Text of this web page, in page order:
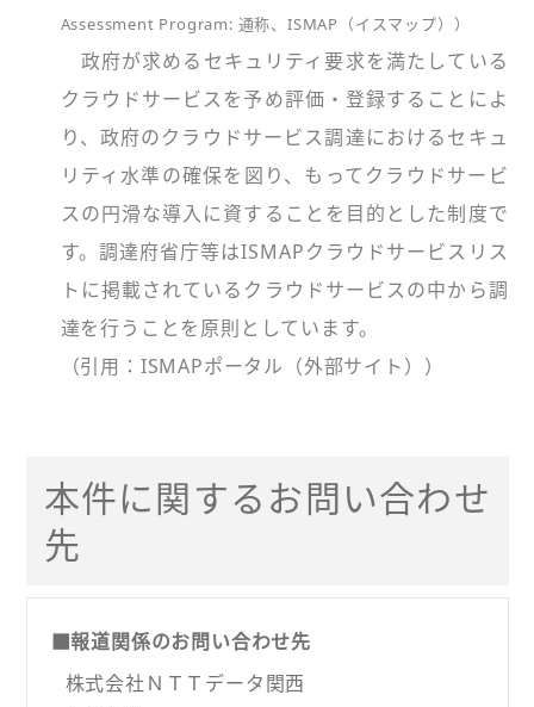
Assessment Program: 通称、ISMAP（イスマップ））
政府が求めるセキュリティ要求を満たしている
クラウドサービスを予め評価・登録することによ
り、政府のクラウドサービス調達におけるセキュ
リティ水準の確保を図り、もってクラウドサービ
スの円滑な導入に資することを目的とした制度で
す。調達府省庁等はISMAPクラウドサービスリス
トに掲載されているクラウドサービスの中から調
達を行うことを原則としています。
（引用：ISMAPポータル（外部サイト））
本件に関するお問い合わせ
先
■報道関係のお問い合わせ先
株式会社ＮＴＴデータ関西